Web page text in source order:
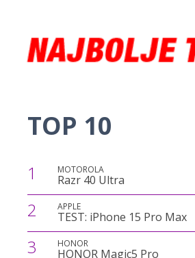
TOP 10
1 MOTOROLA
Razr 40 Ultra
2 APPLE
TEST: iPhone 15 Pro Max
3 HONOR
HONOR Magic5 Pro